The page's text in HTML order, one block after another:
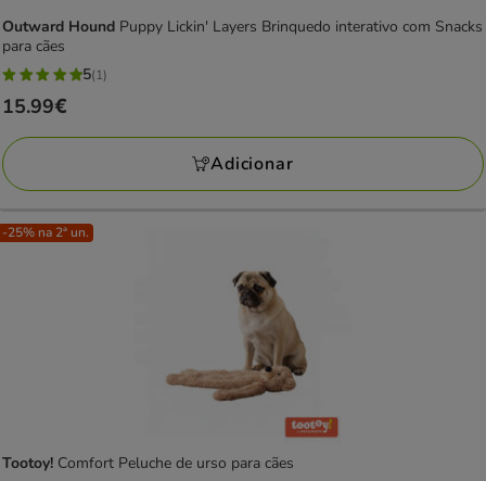
Outward Hound Puppy Lickin' Layers Brinquedo interativo com Snacks
para cães
5
estrelas
com
1
avaliações
5(1)
Preço
15.99€
15.99€
Adicionar
-25% na 2ª un.
Tootoy! Comfort Peluche de urso para cães